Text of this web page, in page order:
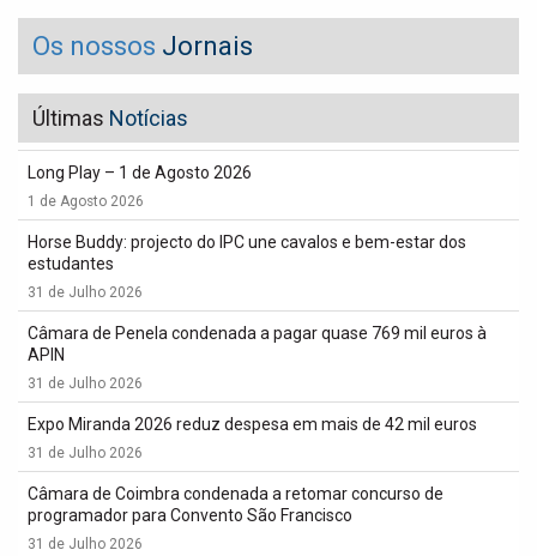
Os nossos Jornais
Últimas Notícias
Long Play – 1 de Agosto 2026
1 de Agosto 2026
Horse Buddy: projecto do IPC une cavalos e bem-estar dos
estudantes
31 de Julho 2026
Câmara de Penela condenada a pagar quase 769 mil euros à
APIN
31 de Julho 2026
Expo Miranda 2026 reduz despesa em mais de 42 mil euros
31 de Julho 2026
Câmara de Coimbra condenada a retomar concurso de
programador para Convento São Francisco
31 de Julho 2026